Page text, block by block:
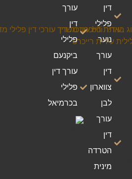
דין
פלילי
נוער
עורך
דין
צווארון
לבן
עורך
דין
הטרדה
מינית
עורך
דין
פלילי
ביקנעם
עורך דין
פלילי
בכרמיאל